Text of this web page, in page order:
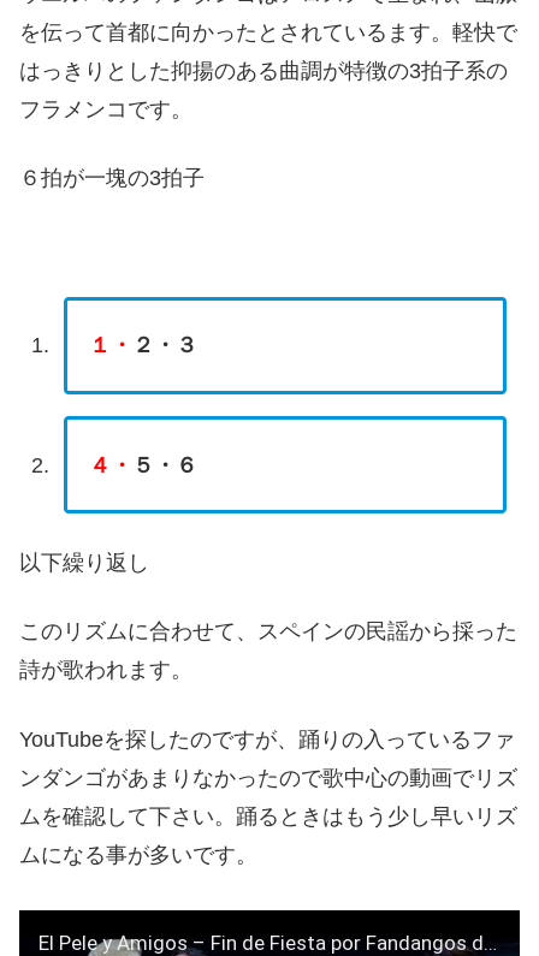
を伝って首都に向かったとされているます。軽快で
はっきりとした抑揚のある曲調が特徴の3拍子系の
フラメンコです。
６拍が一塊の3拍子
１・ ２・３
４・ ５・６
以下繰り返し
このリズムに合わせて、スペインの民謡から採った
詩が歌われます。
YouTubeを探したのですが、踊りの入っているファ
ンダンゴがあまりなかったので歌中心の動画でリズ
ムを確認して下さい。踊るときはもう少し早いリズ
ムになる事が多いです。
El Pele y Amigos – Fin de Fiesta por Fandangos de Huelva